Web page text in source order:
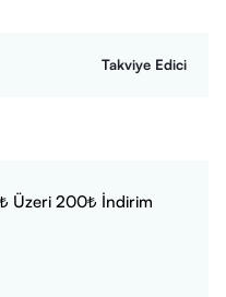
Takviye Edici
Üzeri 200₺ İndirim